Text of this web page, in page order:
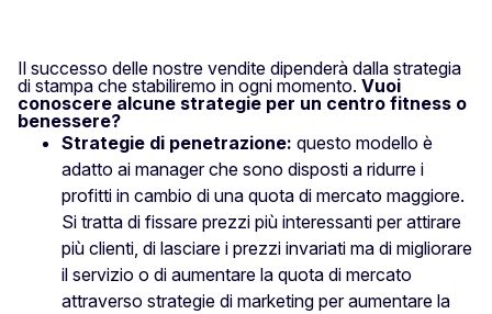
Il successo delle nostre vendite dipenderà dalla strategia
di stampa che stabiliremo in ogni momento. Vuoi
conoscere alcune strategie per un centro fitness o
benessere?
Strategie di penetrazione: questo modello è
adatto ai manager che sono disposti a ridurre i
profitti in cambio di una quota di mercato maggiore.
Si tratta di fissare prezzi più interessanti per attirare
più clienti, di lasciare i prezzi invariati ma di migliorare
il servizio o di aumentare la quota di mercato
attraverso strategie di marketing per aumentare la